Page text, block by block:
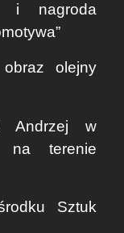
i nagroda
olejny
Andrzej w
na terenie
Sztuk